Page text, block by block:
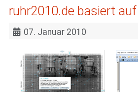
ruhr2010.de basiert
07. Januar 2010